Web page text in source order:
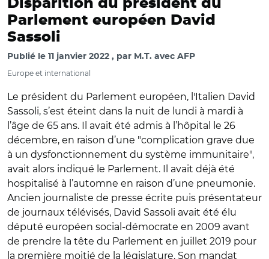
Disparition du président du
Parlement européen David
Sassoli
Publié le 11 janvier 2022 par M.T. avec AFP
Europe et international
Le président du Parlement européen, l'Italien David
Sassoli, s’est éteint dans la nuit de lundi à mardi à
l’âge de 65 ans. Il avait été admis à l’hôpital le 26
décembre, en raison d’une "complication grave due
à un dysfonctionnement du système immunitaire",
avait alors indiqué le Parlement. Il avait déjà été
hospitalisé à l’automne en raison d’une pneumonie.
Ancien journaliste de presse écrite puis présentateur
de journaux télévisés, David Sassoli avait été élu
député européen social-démocrate en 2009 avant
de prendre la tête du Parlement en juillet 2019 pour
la première moitié de la législature. Son mandat